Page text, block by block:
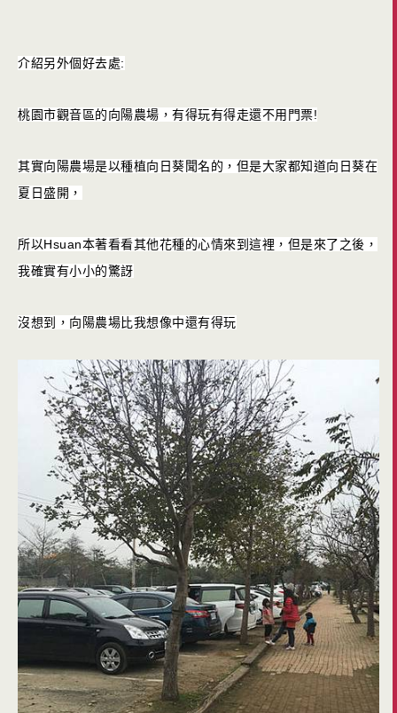
介紹另外個好去處:
桃園市觀音區的向陽農場，有得玩有得走還不用門票!
其實向陽農場是以種植向日葵聞名的，但是大家都知道向日葵在
夏日盛開，
所以Hsuan本著看看其他花種的心情來到這裡，但是來了之後，
我確實有小小的驚訝
沒想到，向陽農場比我想像中還有得玩